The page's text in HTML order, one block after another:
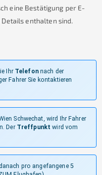
eine Bestätigung per E-
enthalten sind.
Ihr Telefonnach der
Fahrer Sie kontaktieren
Schwechat, wird Ihr Fahrer
Der Treffpunkt wird vom
pro angefangene 5